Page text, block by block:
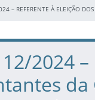
– REFERENTE À ELEIÇÃO
12/2024
da